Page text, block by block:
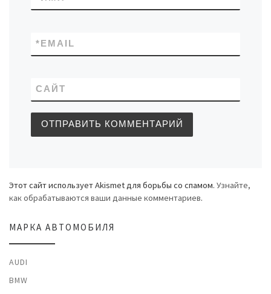
EMAIL
*
САЙТ
Этот сайт использует Akismet для борьбы со спамом. Узнайте,
как обрабатываются ваши данные комментариев.
МАРКА АВТОМОБИЛЯ
AUDI
BMW